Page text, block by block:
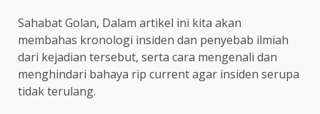
Sahabat Golan, Dalam artikel ini kita akan
membahas kronologi insiden dan penyebab ilmiah
dari kejadian tersebut, serta cara mengenali dan
menghindari bahaya rip current agar insiden serupa
tidak terulang.